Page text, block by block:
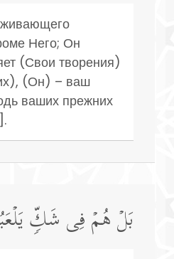
Него; Он
(Свои творения)
(Он) – ваш
ваших прежних
بَلۡ هُمۡ فِی شَكࣲّ